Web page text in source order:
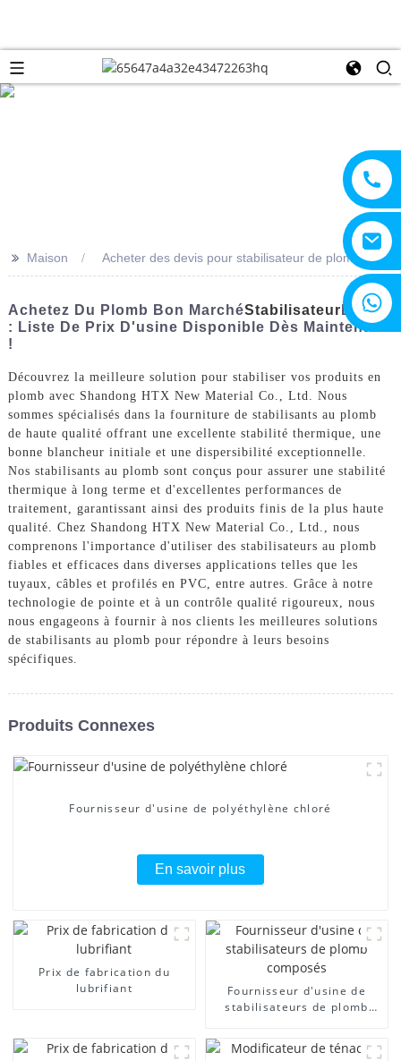
>> Maison Acheter des devis pour stabilisateur de plomb
Achetez Du Plomb Bon MarchéStabilisateurDevis
: Liste De Prix D'usine Disponible Dès Maintenant
!
Découvrez la meilleure solution pour stabiliser vos produits en
plomb avec Shandong HTX New Material Co., Ltd. Nous
sommes spécialisés dans la fourniture de stabilisants au plomb
de haute qualité offrant une excellente stabilité thermique, une
bonne blancheur initiale et une dispersibilité exceptionnelle.
Nos stabilisants au plomb sont conçus pour assurer une stabilité
thermique à long terme et d'excellentes performances de
traitement, garantissant ainsi des produits finis de la plus haute
qualité. Chez Shandong HTX New Material Co., Ltd., nous
comprenons l'importance d'utiliser des stabilisateurs au plomb
fiables et efficaces dans diverses applications telles que les
tuyaux, câbles et profilés en PVC, entre autres. Grâce à notre
technologie de pointe et à un contrôle qualité rigoureux, nous
nous engageons à fournir à nos clients les meilleures solutions
de stabilisants au plomb pour répondre à leurs besoins
spécifiques.
Produits Connexes
Fournisseur d'usine de polyéthylène chloré
En savoir plus
Prix ​​de fabrication du
lubrifiant
Fournisseur d'usine de
stabilisateurs de plomb